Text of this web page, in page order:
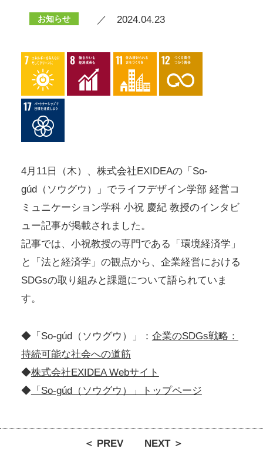
お知らせ ／ 2024.04.23
4月11日（木）、株式会社EXIDEAの「So-
gúd（ソウグウ）」でライフデザイン学部 経営コ
ミュニケーション学科 小祝 慶紀 教授のインタビ
ュー記事が掲載されました。
記事では、小祝教授の専門である「環境経済学」
と「法と経済学」の観点から、企業経営における
SDGsの取り組みと課題について語られていま
す。
◆「So-gúd（ソウグウ）」： 企業のSDGs戦略：
持続可能な社会への道筋
◆株式会社EXIDEA Webサイト
◆「So-gúd（ソウグウ）」トップページ
＜ PREV NEXT ＞